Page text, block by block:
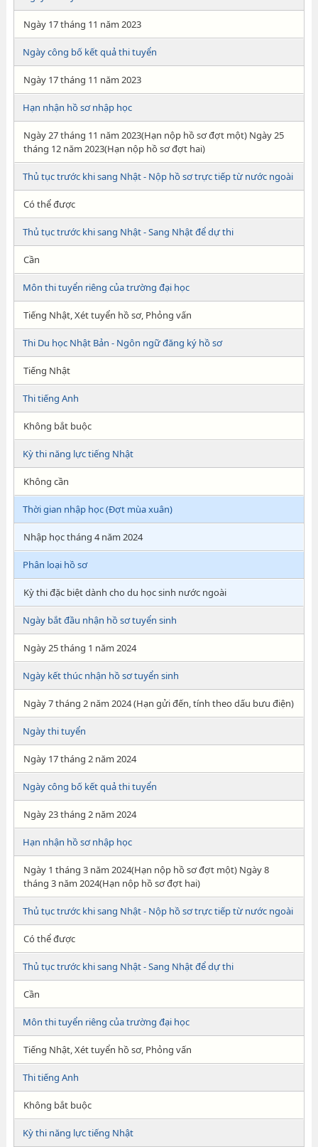
Ngày 17 tháng 11 năm 2023
Ngày công bố kết quả thi tuyển
Ngày 17 tháng 11 năm 2023
Hạn nhận hồ sơ nhập học
Ngày 27 tháng 11 năm 2023(Hạn nộp hồ sơ đợt một) Ngày 25
tháng 12 năm 2023(Hạn nộp hồ sơ đợt hai)
Thủ tục trước khi sang Nhật - Nộp hồ sơ trực tiếp từ nước ngoài
Có thể được
Thủ tục trước khi sang Nhật - Sang Nhật để dự thi
Cần
Môn thi tuyển riêng của trường đại học
Tiếng Nhật, Xét tuyển hồ sơ, Phỏng vấn
Thi Du học Nhật Bản - Ngôn ngữ đăng ký hồ sơ
Tiếng Nhật
Thi tiếng Anh
Không bắt buộc
Kỳ thi năng lực tiếng Nhật
Không cần
Thời gian nhập học (Đợt mùa xuân)
Nhập học tháng 4 năm 2024
Phân loại hồ sơ
Kỳ thi đặc biệt dành cho du học sinh nước ngoài
Ngày bắt đầu nhận hồ sơ tuyển sinh
Ngày 25 tháng 1 năm 2024
Ngày kết thúc nhận hồ sơ tuyển sinh
Ngày 7 tháng 2 năm 2024 (Hạn gửi đến, tính theo dấu bưu điện)
Ngày thi tuyển
Ngày 17 tháng 2 năm 2024
Ngày công bố kết quả thi tuyển
Ngày 23 tháng 2 năm 2024
Hạn nhận hồ sơ nhập học
Ngày 1 tháng 3 năm 2024(Hạn nộp hồ sơ đợt một) Ngày 8
tháng 3 năm 2024(Hạn nộp hồ sơ đợt hai)
Thủ tục trước khi sang Nhật - Nộp hồ sơ trực tiếp từ nước ngoài
Có thể được
Thủ tục trước khi sang Nhật - Sang Nhật để dự thi
Cần
Môn thi tuyển riêng của trường đại học
Tiếng Nhật, Xét tuyển hồ sơ, Phỏng vấn
Thi tiếng Anh
Không bắt buộc
Kỳ thi năng lực tiếng Nhật